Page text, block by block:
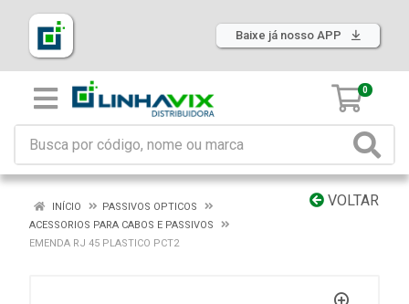
Baixe já nosso APP
0
VOLTAR
INÍCIO
PASSIVOS OPTICOS
ACESSORIOS PARA CABOS E PASSIVOS
EMENDA RJ 45 PLASTICO PCT2